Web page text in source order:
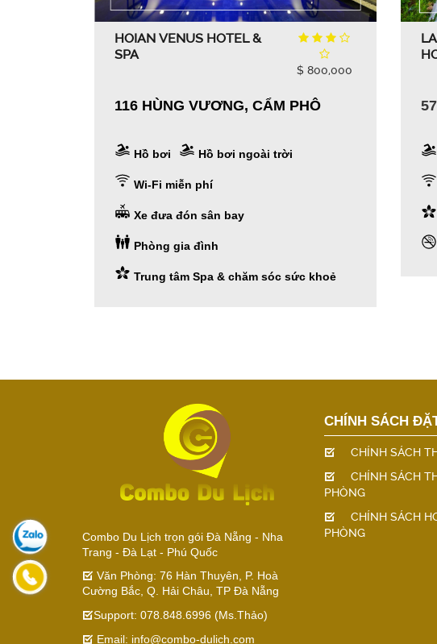
HOIAN VENUS HOTEL &
SPA
$ 800,000
116 HÙNG VƯƠNG, CẨM PHÔ
Hồ bơi Hồ bơi ngoài trời
Wi-Fi miễn phí
Xe đưa đón sân bay
Phòng gia đình
Trung tâm Spa & chăm sóc sức khoẻ
Combo Du Lịch trọn gói Đà Nẵng - Nha
Trang - Đà Lạt - Phú Quốc
Văn Phòng: 76 Hàn Thuyên, P. Hoà
Cường Bắc, Q. Hải Châu, TP Đà Nẵng
Support: 078.848.6996 (Ms.Thảo)
Email: info@combo-dulich.com
CHÍNH SÁCH
CHÍNH SÁCH
CHÍNH SÁCH
PHÒNG
CHÍNH SÁCH
PHÒNG